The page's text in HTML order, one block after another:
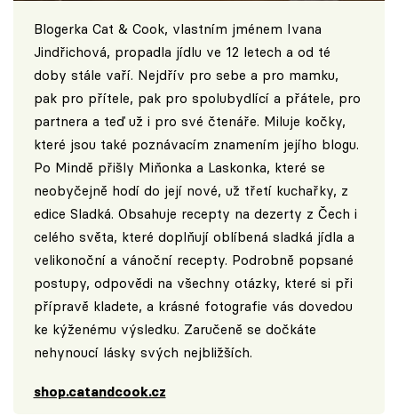
Blogerka Cat & Cook, vlastním jménem Ivana
Jindřichová, propadla jídlu ve 12 letech a od té
doby stále vaří. Nejdřív pro sebe a pro mamku,
pak pro přítele, pak pro spolubydlící a přátele, pro
partnera a teď už i pro své čtenáře. Miluje kočky,
které jsou také poznávacím znamením jejího blogu.
Po Mindě přišly Miňonka a Laskonka, které se
neobyčejně hodí do její nové, už třetí kuchařky, z
edice Sladká. Obsahuje recepty na dezerty z Čech i
celého světa, které doplňují oblíbená sladká jídla a
velikonoční a vánoční recepty. Podrobně popsané
postupy, odpovědi na všechny otázky, které si při
přípravě kladete, a krásné fotografie vás dovedou
ke kýženému výsledku. Zaručeně se dočkáte
nehynoucí lásky svých nejbližších.
shop.catandcook.cz